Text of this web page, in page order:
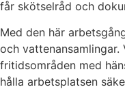
får skötselråd och
Med den här
och
fritidsområden med
hålla arbetsplatsen